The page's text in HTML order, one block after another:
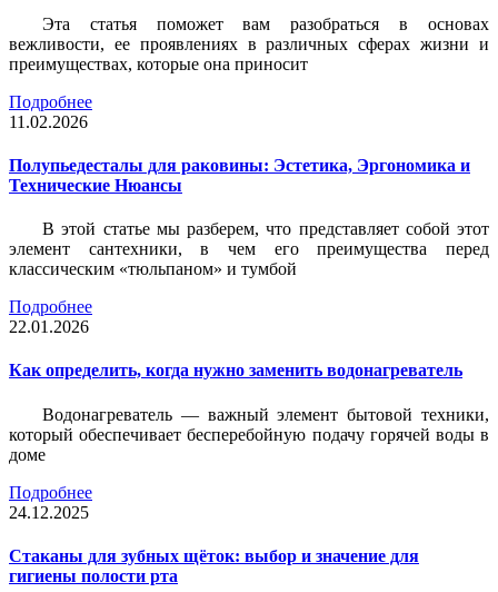
Эта статья поможет вам разобраться в основах
вежливости, ее проявлениях в различных сферах жизни и
преимуществах, которые она приносит
Подробнее
11.02.2026
Полупьедесталы для раковины: Эстетика, Эргономика и
Технические Нюансы
В этой статье мы разберем, что представляет собой этот
элемент сантехники, в чем его преимущества перед
классическим «тюльпаном» и тумбой
Подробнее
22.01.2026
Как определить, когда нужно заменить водонагреватель
Водонагреватель — важный элемент бытовой техники,
который обеспечивает бесперебойную подачу горячей воды в
доме
Подробнее
24.12.2025
Стаканы для зубных щёток: выбор и значение для
гигиены полости рта